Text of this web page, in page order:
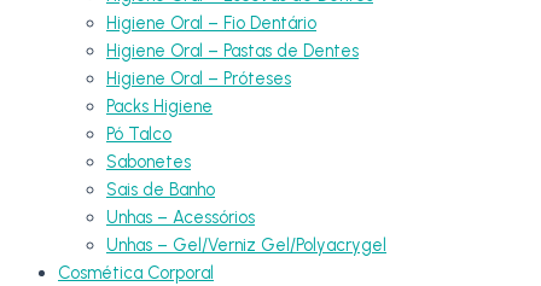
Higiene Oral – Fio Dentário
Higiene Oral – Pastas de Dentes
Higiene Oral – Próteses
Packs Higiene
Pó Talco
Sabonetes
Sais de Banho
Unhas – Acessórios
Unhas – Gel/Verniz Gel/Polyacrygel
Cosmética Corporal